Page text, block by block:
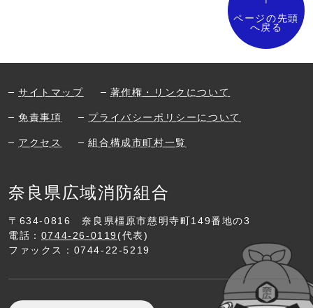
ページの先頭
へ戻る
サイトマップ 著作権・リンクについて
免責事項 プライバシーポリシーについて
アクセス 組合構成市町村一覧
奈良県広域消防組合
〒634-0816
奈良県橿原市慈明寺町149番地の3
電話： 0744-26-0119 (代表)
ファックス：0744-22-5219